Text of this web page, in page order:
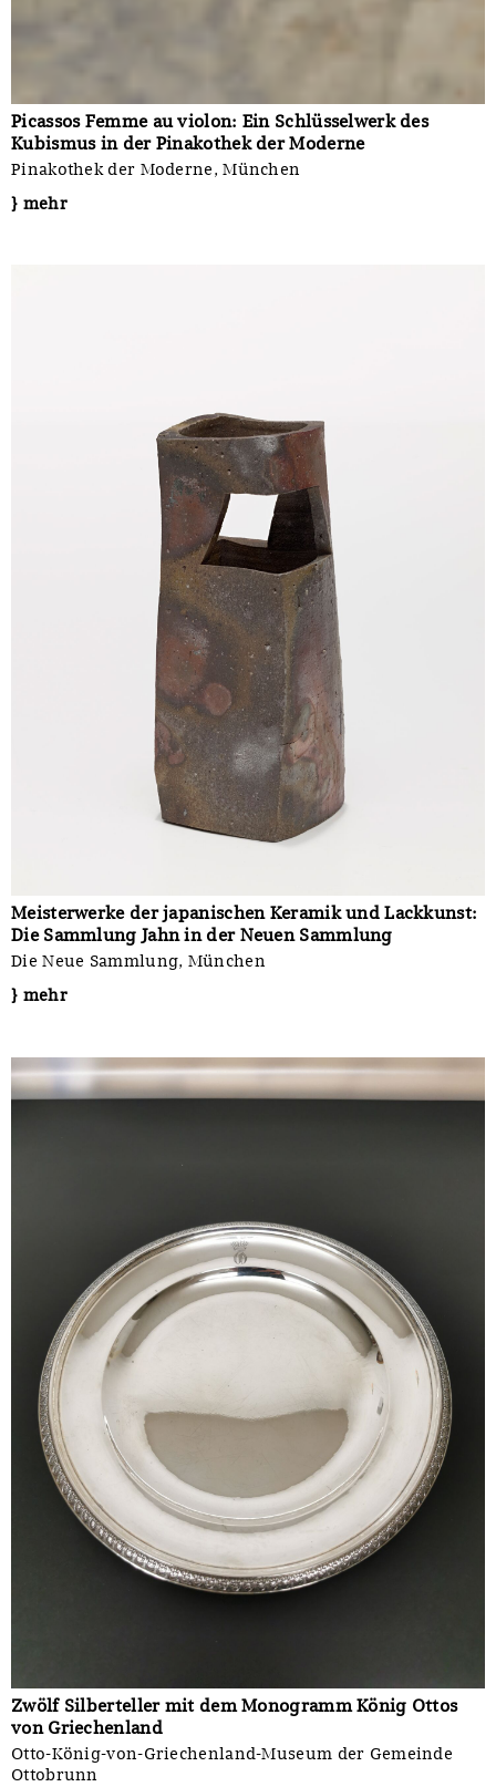
Picassos Femme au violon: Ein Schlüsselwerk des
Kubismus in der Pinakothek der Moderne
Pinakothek der Moderne, München
} mehr
Meisterwerke der japanischen Keramik und Lackkunst:
Die Sammlung Jahn in der Neuen Sammlung
Die Neue Sammlung, München
} mehr
Zwölf Silberteller mit dem Monogramm König Ottos
von Griechenland
Otto-König-von-Griechenland-Museum der Gemeinde
Ottobrunn